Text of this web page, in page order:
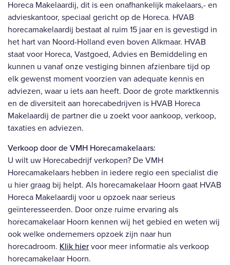
Horeca Makelaardij, dit is een onafhankelijk makelaars,- en
advieskantoor, speciaal gericht op de Horeca. HVAB
horecamakelaardij bestaat al ruim 15 jaar en is gevestigd in
het hart van Noord-Holland even boven Alkmaar. HVAB
staat voor Horeca, Vastgoed, Advies en Bemiddeling en
kunnen u vanaf onze vestiging binnen afzienbare tijd op
elk gewenst moment voorzien van adequate kennis en
adviezen, waar u iets aan heeft. Door de grote marktkennis
en de diversiteit aan horecabedrijven is HVAB Horeca
Makelaardij de partner die u zoekt voor aankoop, verkoop,
taxaties en adviezen.
Verkoop door de VMH Horecamakelaars:
U wilt uw Horecabedrijf verkopen? De VMH
Horecamakelaars hebben in iedere regio een specialist die
u hier graag bij helpt. Als horecamakelaar Hoorn gaat HVAB
Horeca Makelaardij voor u opzoek naar serieus
geïnteresseerden. Door onze ruime ervaring als
horecamakelaar Hoorn kennen wij het gebied en weten wij
ook welke ondernemers opzoek zijn naar hun
horecadroom. Klik hiervoor meer informatie als verkoop
horecamakelaar Hoorn.